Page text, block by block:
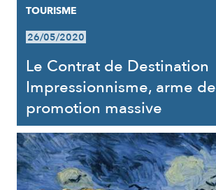
TOURISME
26/05/2020
Le Contrat de Destination
Impressionnisme, arme de
promotion massive